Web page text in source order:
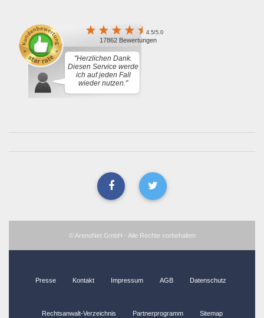
4.5/5.0
17862 Bewertungen
"Herzlichen Dank.
Diesen Service werde
ich auf jeden Fall
wieder nutzen."
© ArenoNet GmbH - Alle Rechte vorbehalten
Presse Kontakt Impressum AGB Datenschutz
Rechtsanwalt-Verzeichnis Partnerprogramm Sitemap